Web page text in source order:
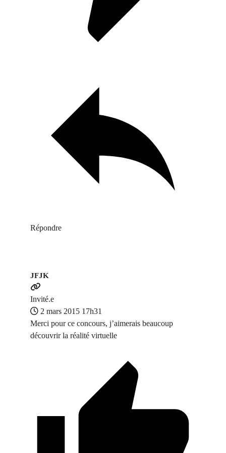
Répondre
JFJK
Invité.e
2 mars 2015 17h31
Merci pour ce concours, j’aimerais beaucoup
découvrir la réalité virtuelle